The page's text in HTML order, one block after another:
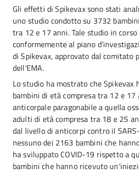
Gli effetti di Spikevax sono stati
uno studio condotto su 3732
tra 12 e 17 anni. Tale studio in
conformemente al piano
di Spikevax, approvato dal comitato
dell'EMA.
Lo studio ha mostrato che Spikevax
bambini di età compresa tra 12 e
anticorpale paragonabile a quella
adulti di età compresa tra 18 e 25
dal livello di anticorpi contro il
nessuno dei 2163 bambini che
ha sviluppato COVID-19 rispetto a
bambini che hanno ricevuto